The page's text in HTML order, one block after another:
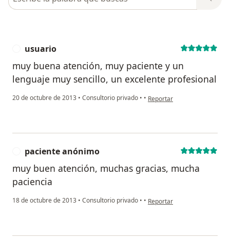
usuario
muy buena atención, muy paciente y un
lenguaje muy sencillo, un excelente profesional
20 de octubre de 2013 • Consultorio privado • • en opinión del usuario
Reportar
paciente anónimo
muy buen atención, muchas gracias, mucha
paciencia
18 de octubre de 2013 • Consultorio privado • • en opinión del usuario
Reportar